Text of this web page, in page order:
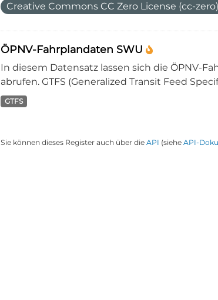
Creative Commons CC Zero License (cc-zero)
ÖPNV-Fahrplandaten SWU
In diesem Datensatz lassen sich die ÖPNV-
abrufen. GTFS (Generalized Transit Feed
GTFS
Sie können dieses Register auch über die API (siehe API-